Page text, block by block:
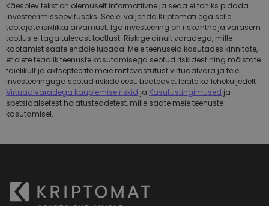
Käesolev tekst on olemuselt informatiivne ja seda ei tohiks pidada
investeerimissoovituseks. See ei väljenda Kriptomati ega selle
töötajate isiklikku arvamust. Iga investeering on riskantne ja varasem
tootlus ei taga tulevast tootlust. Riskige ainult varadega, mille
kaotamist saate endale lubada. Meie teenuseid kasutades kinnitate,
et olete teadlik teenuste kasutamisega seotud riskidest ning mõistate
täielikult ja aktsepteerite meie mittevastutust virtuaalvara ja teie
investeeringuga seotud riskide eest. Lisateavet leiate ka leheküljedelt
Virtuaalvaradega kauplemise riskid ja Kasutustingimused ja
spetsiaalsetest hoiatusteadetest, mille saate meie teenuste
kasutamisel.